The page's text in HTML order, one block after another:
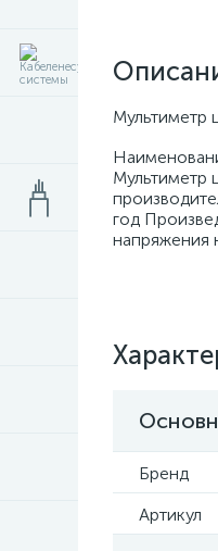
Мультиметр
Мультиметр
год
напряжения
Бренд
Артикул